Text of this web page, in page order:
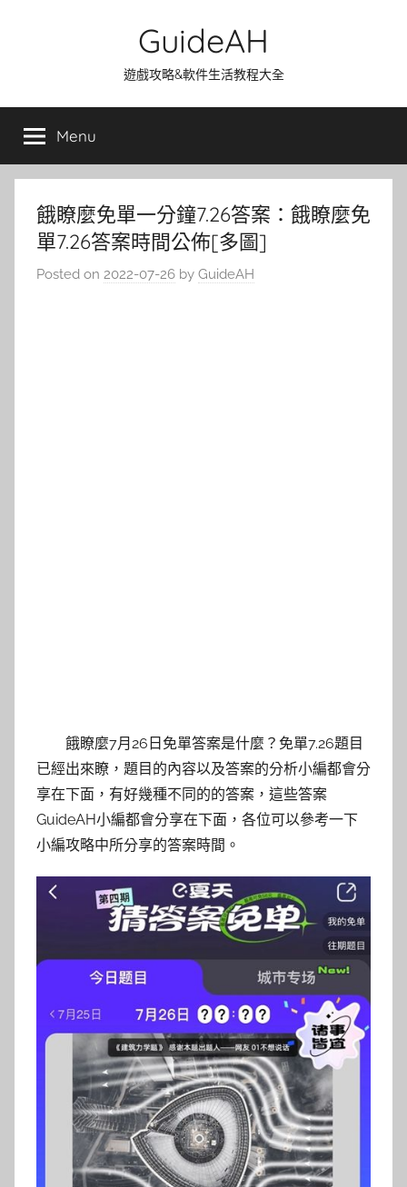
GuideAH
遊戲攻略&軟件生活教程大全
Menu
餓瞭麼免單一分鐘7.26答案：餓瞭麼免
單7.26答案時間公佈[多圖]
Posted on 2022-07-26 by GuideAH
餓瞭麼7月26日免單答案是什麼？免單7.26題目
已經出來瞭，題目的內容以及答案的分析小編都會分
享在下面，有好幾種不同的的答案，這些答案
GuideAH小編都會分享在下面，各位可以參考一下
小編攻略中所分享的答案時間。